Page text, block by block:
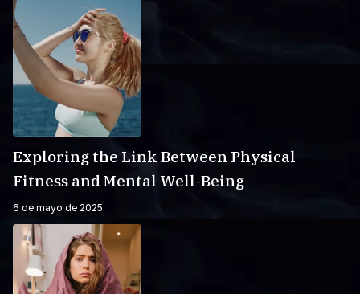
Exploring the Link Between Physical
Fitness and Mental Well-Being
6 de mayo de 2025